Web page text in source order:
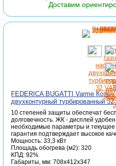
Доставим
FEDERICA BUGATTI Varme
двухконтурный турбированный
10 степеней защиты обеспечат
долговечность. ЖК - дисплей
необходимые параметры и текущее
гарантия подтверждает высокое
Мощность: 33,3 кВт
Площадь обогрева (м2): 320
КПД: 92%
Габариты, мм: 708x412x347